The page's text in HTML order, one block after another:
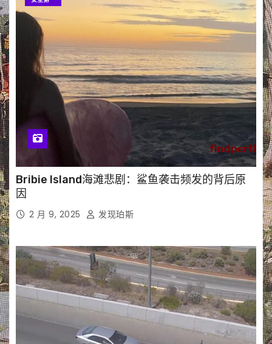
Bribie Island海滩悲剧：鲨鱼袭击频发的背后原
因
2 月 9, 2025 发现珀斯